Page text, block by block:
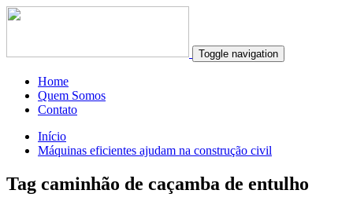
Toggle navigation
Home
Quem Somos
Contato
Início
Máquinas eficientes ajudam na construção civil
Tag caminhão de caçamba de entulho